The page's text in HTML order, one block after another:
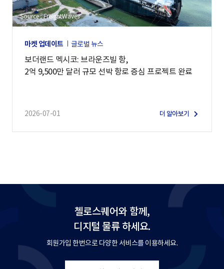
Source : FreightWaves
마켓 업데이트 글로벌 뉴스
보더랜드 멕시코: 브라운즈빌 항,
2억 9,500만 달러 규모 선박 항로 증심 프로젝트 완료
2026-07-01 더 알아보기
첼로스퀘어와 함께,
디지털 물류 하세요.
회원가입 한번으로 다양한 서비스를 이용하세요.